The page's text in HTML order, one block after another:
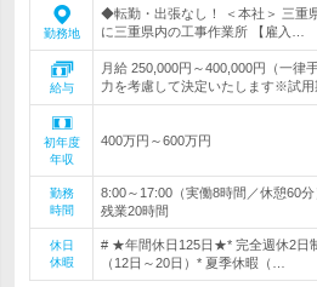
勤務地
◆転勤・出張なし！ ＜本社＞ 三重
に三重県内の工事作業所 【雇入…
給与
月給 250,000円～400,000円（一
力を考慮して決定いたします※試用
初年度
年収
400万円～600万円
勤務
時間
8:00～17:00（実働8時間／休憩60
残業20時間
休日
休暇
# ★年間休日125日★* 完全週休2日
（12日～20日）* 夏季休暇（…